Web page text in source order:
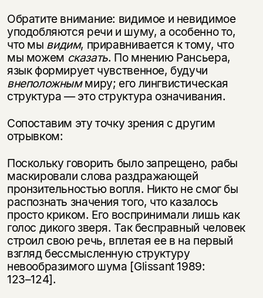
Обратите внимание: видимое и невидимое
уподобляются речи и шуму, а особенно то,
что мы видим, приравнивается к тому, что
мы можем сказать. По мнению Рансьера,
язык формирует чувственное, будучи
внеположныммиру; его лингвистическая
структура — это структура означивания.
Сопоставим эту точку зрения с другим
отрывком:
Поскольку говорить было запрещено, рабы
маскировали слова раздражающей
пронзительностью вопля. Никто не смог бы
распознать значения того, что казалось
просто криком. Его воспринимали лишь как
голос дикого зверя. Так бесправный человек
строил свою речь, вплетая ее в на первый
взгляд бессмысленную структуру
невообразимого шума [Glissant 1989:
123–124].